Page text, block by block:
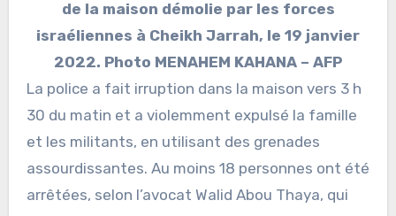
de la maison démolie par les forces
israéliennes à Cheikh Jarrah, le 19 janvier
2022. Photo MENAHEM KAHANA – AFP
La police a fait irruption dans la maison vers 3 h
30 du matin et a violemment expulsé la famille
et les militants, en utilisant des grenades
assourdissantes. Au moins 18 personnes ont été
arrêtées, selon l’avocat Walid Abou Thaya, qui